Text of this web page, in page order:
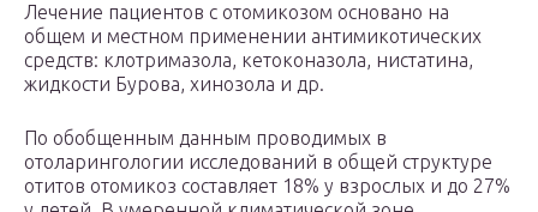
Лечение пациентов с отомикозом основано на
общем и местном применении антимикотических
средств: клотримазола, кетоконазола, нистатина,
жидкости Бурова, хинозола и др.
По обобщенным данным проводимых в
отоларингологии исследований в общей структуре
отитов отомикоз составляет 18% у взрослых и до 27%